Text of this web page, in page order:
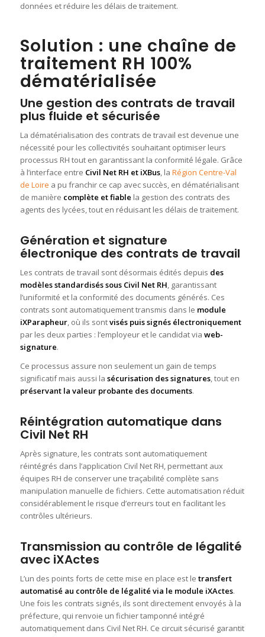
données et réduire les délais de traitement.
Solution : une chaîne de
traitement RH 100%
dématérialisée
Une gestion des contrats de travail
plus fluide et sécurisée
La dématérialisation des contrats de travail est devenue une
nécessité pour les collectivités souhaitant optimiser leurs
processus RH tout en garantissant la conformité légale. Grâce
à l’interface entre Civil Net RH et iXBus, la Région Centre-Val
de Loire a pu franchir ce cap avec succès, en dématérialisant
de manière complète et fiable la gestion des contrats des
agents des lycées, tout en réduisant les délais de traitement.
Génération et signature
électronique des contrats de travail
Les contrats de travail sont désormais édités depuis des
modèles standardisés sous Civil Net RH, garantissant
l’uniformité et la conformité des documents générés. Ces
contrats sont automatiquement transmis dans le module
iXParapheur, où ils sontvisés puis signés électroniquement
par les deux parties : l’employeur et le candidat via web-
signature.
Ce processus assure non seulement un gain de temps
significatif mais aussi la sécurisation des signatures, tout en
préservant la valeur probante des documents.
Réintégration automatique dans
Civil Net RH
Après signature, les contrats sont automatiquement
réintégrés dans l’application Civil Net RH, permettant aux
équipes RH de conserver une traçabilité complète sans
manipulation manuelle de fichiers. Cette automatisation réduit
considérablement le risque d’erreurs tout en facilitant les
contrôles ultérieurs.
Transmission au contrôle de légalité
avec iXActes
L’un des points forts de cette mise en place est le transfert
automatisé au contrôle de légalité via le module iXActes.
Une fois les contrats signés, ils sont directement envoyés à la
préfecture, qui renvoie un fichier tamponné intégré
automatiquement dans Civil Net RH. Ce circuit sécurisé garantit